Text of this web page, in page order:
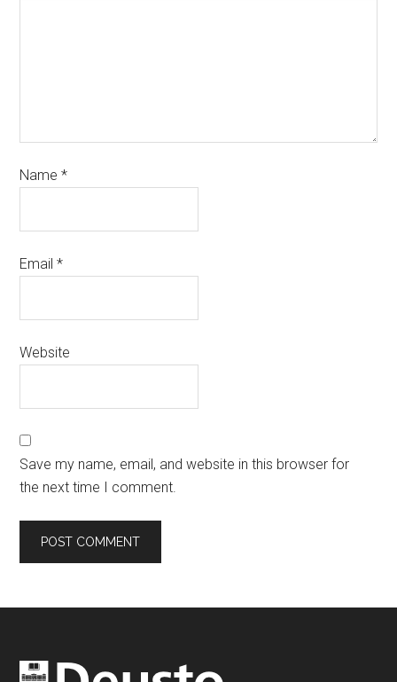
Name*
Email*
Website
Save my name, email, and website in this browser for
the next time I comment.